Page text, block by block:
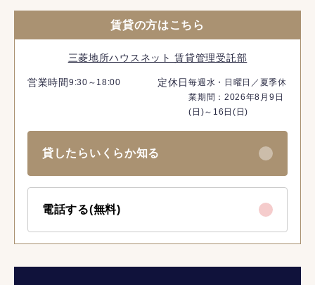
賃貸の方はこちら
三菱地所ハウスネット 賃貸管理受託部
営業時間 9:30～18:00 定休日毎週水・日曜日／夏季休
業期間：2026年8月9日
(日)～16日(日)
貸したらいくらか知る
電話する(無料)